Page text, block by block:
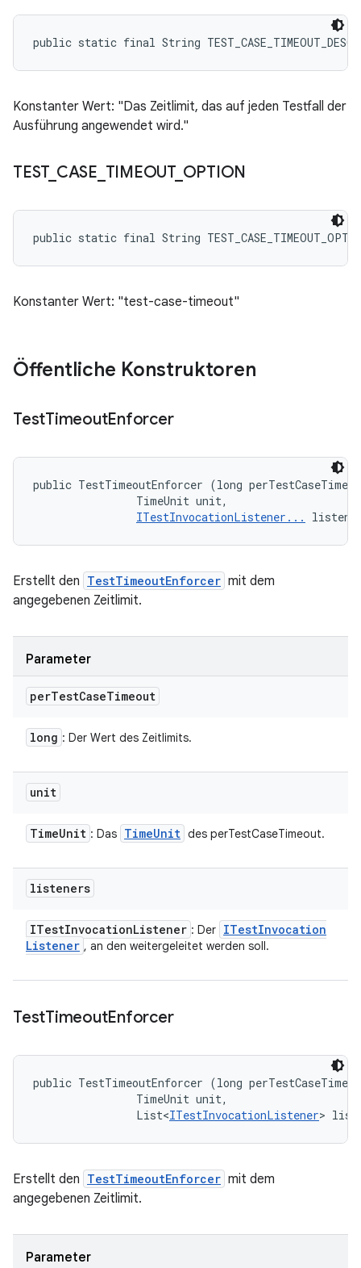
public static final String
Konstanter Wert: "Das Zeitlimit, das auf jeden Testfall der
Ausführung angewendet wird."
TEST_ CASE TIMEOUT_ OPTION
public static final String
Konstanter Wert: "test-case-timeout"
Öffentliche Konstruktoren
TestTimeoutEnforcer
public TestTimeoutEnforcer (long
                TimeUnit unit,
ITestInvocationListener...
Erstellt den TestTimeoutEnforcer mit dem
angegebenen Zeitlimit.
Parameter
perTestCaseTimeout
long : Der Wert des Zeitlimits.
unit
TimeUnit : Das TimeUnit des perTestCaseTimeout.
listeners
ITestInvocationListener : Der ITestInvocation
Listener , an den weitergeleitet werden soll.
TestTimeoutEnforcer
public TestTimeoutEnforcer (long
                TimeUnit unit,
                List<
ITestInvocationListener>
Erstellt den TestTimeoutEnforcer mit dem
angegebenen Zeitlimit.
Parameter